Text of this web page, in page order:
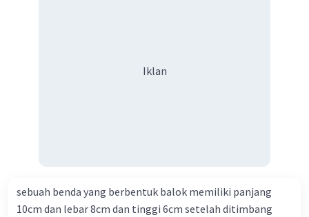
Iklan
sebuah benda yang berbentuk balok memiliki panjang
10cm dan lebar 8cm dan tinggi 6cm setelah ditimbang